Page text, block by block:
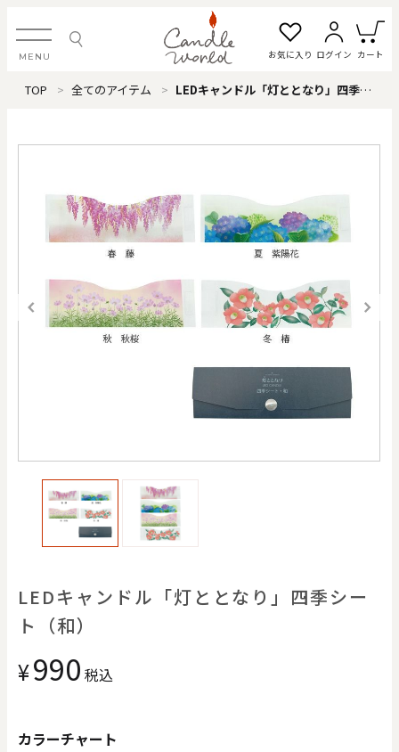
MENU お気に入り ログイン カート
ログイン・新規会員登録
すべてのアイテム
カテゴリから探す
円
クリア
色で探す
TOP 全てのアイテム LEDキャンドル「灯ととなり」四季シート（和）
LEDキャンドル「灯ととなり」四季シー
ト（和）
¥990 税込
カラーチャート